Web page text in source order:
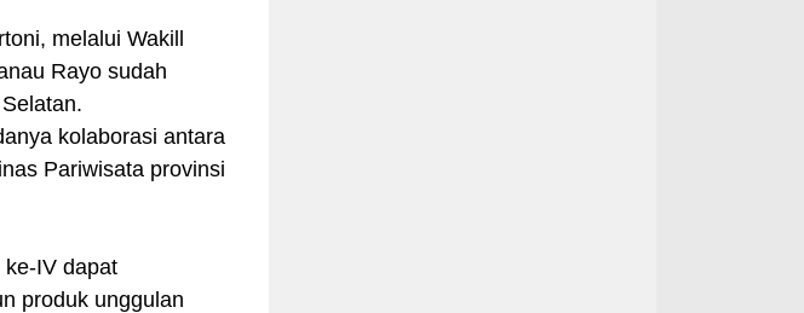
melalui Wakill
Rayo sudah
kolaborasi antara
Pariwisata provinsi
IV dapat
produk unggulan